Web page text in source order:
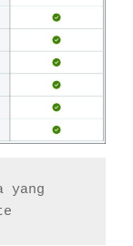
yang